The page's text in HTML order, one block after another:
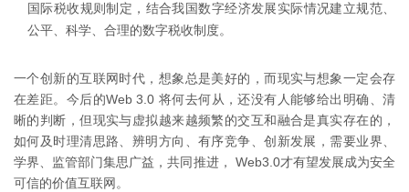
国际税收规则制定，结合我国数字经济发展实际情况建立规范、
公平、科学、合理的数字税收制度。
一个创新的互联网时代，想象总是美好的，而现实与想象一定会存
在差距。今后的Web 3.0 将何去何从，还没有人能够给出明确、清
晰的判断，但现实与虚拟越来越频繁的交互和融合是真实存在的，
如何及时理清思路、辨明方向、有序竞争、创新发展，需要业界、
学界、监管部门集思广益，共同推进， Web3.0才有望发展成为安全
可信的价值互联网。